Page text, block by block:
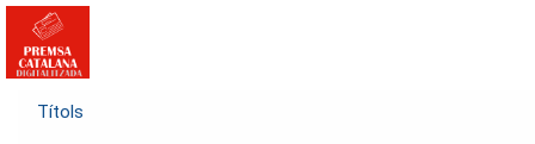
Títols